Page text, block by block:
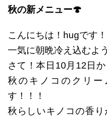
秋の新メニュー🍄
こんにちは！hugです！
一気に朝晩冷え込むよ
さて！本日10月12日
秋のキノコのクリー
す！！！
秋らしいキノコの香り